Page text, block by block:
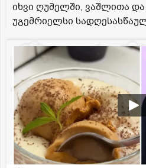
იხვი ღუმელში, ვაშლითა
უგემრიელსი